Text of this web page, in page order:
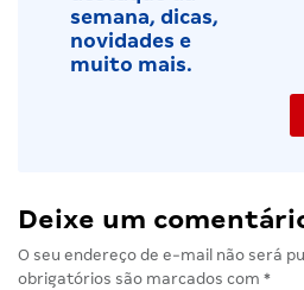
semana, dicas,
novidades e
muito mais.
Deixe um
O seu endereço de e-mail não será
obrigatórios são marcados com *